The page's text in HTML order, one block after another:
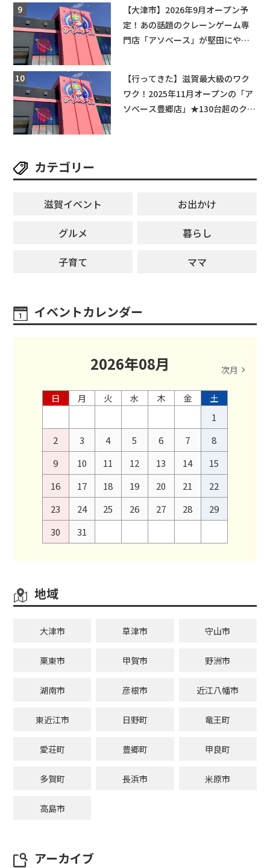
【大津市】2026年9月オープン予
定！あの話題のクレーンゲーム専
門店「アソベース」が堅田にやっ
【行ってきた】滋賀最大級のワク
ワク！2025年11月オープンの「ア
ソベース豊郷店」★130台超のクレ
カテゴリー
滋賀イベント
お出かけ
グルメ
暮らし
子育て
ママ
イベントカレンダー
2026年08月 次月
日 月 火 水 木 金
土
1
2
3 4 5 6 7
8
9
10 11 12 13 14
15
16
17 18 19 20 21
22
23
24 25 26 27 28
29
30
31
地域
大津市 草津市 守山市
栗東市 甲賀市 野洲市
湖南市 彦根市 近江八幡市
東近江市 日野町 竜王町
愛荘町 豊郷町 甲良町
多賀町 長浜市 米原市
高島市
アーカイブ